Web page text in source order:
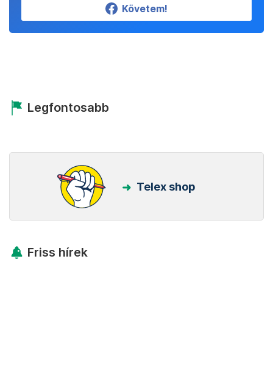
Követem!
Legfontosabb
Telex shop
Friss hírek